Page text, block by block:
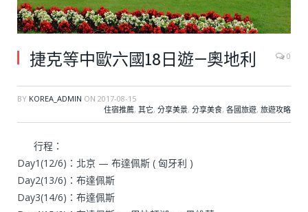
捷克等中歐六國18日遊—奧地利 0
BY KOREA_ADMIN ON 2017-08-15
住宿推薦, 其它, 分享美景, 分享美食, 各國旅遊, 旅遊攻略
行程：
Day1(12/6)：北京 — 布達佩斯 ( 匈牙利 )
Day2(13/6)：布達佩斯
Day3(14/6)：布達佩斯